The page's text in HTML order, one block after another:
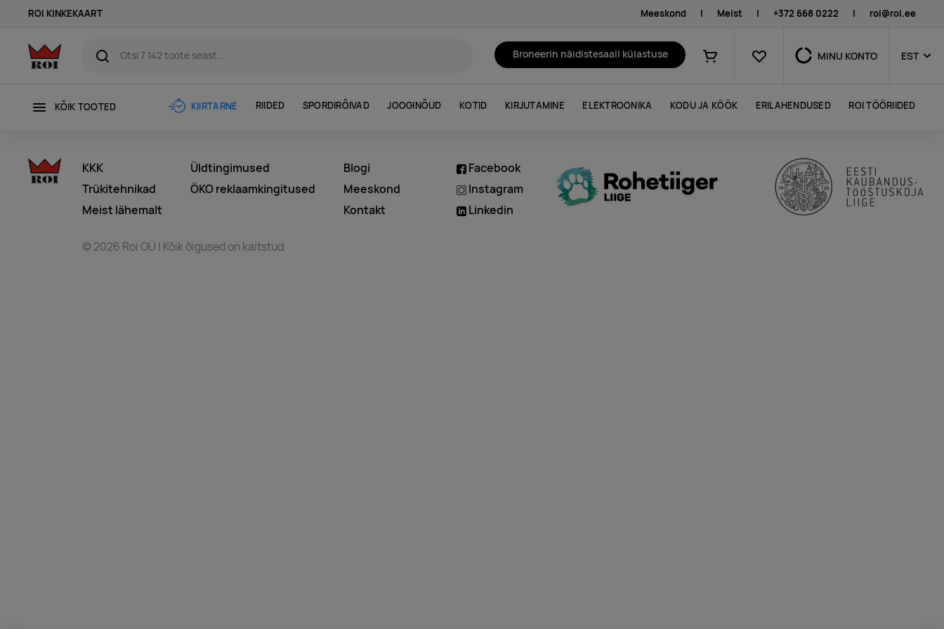
ROI KINKEKAART Meeskond | Meist | +372 668 0222 | roi@roi.ee
Broneerin näidistesaali külastuse
Ostukorv
Lemmikud MINU KONTO EST
KÕIK TOOTED KIIRTARNE RIIDED SPORDIRÕIVAD JOOGINÕUD KOTID KIRJUTAMINE ELEKTROONIKA KODU JA KÖÖK ERILAHENDUSED ROI TÖÖRIIDED
KKK
Trükitehnikad
Meist lähemalt
Üldtingimused
ÖKO reklaamkingitused
Blogi
Meeskond
Kontakt
Facebook
Instagram
Linkedin
© 2026 Roi OÜ | Kõik õigused on kaitstud.